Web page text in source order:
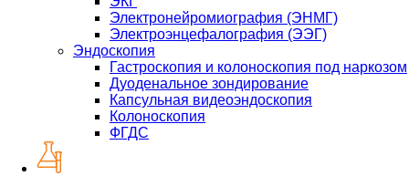
Электронейромиография (ЭНМГ)
Электроэнцефалография (ЭЭГ)
Эндоскопия
Гастроскопия и колоноскопия под наркозом
Дуоденальное зондирование
Капсульная видеоэндоскопия
Колоноскопия
ФГДС